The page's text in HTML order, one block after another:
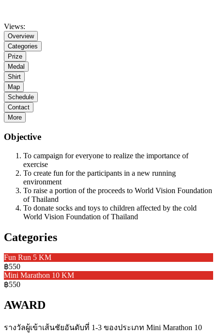
Views:
Overview
Categories
Prize
Medal
Shirt
Map
Schedule
Contact
More
Objective
To campaign for everyone to realize the importance of
exercise
To create fun for the participants in a new running
environment
To raise a portion of the proceeds to World Vision Foundation
of Thailand
To donate socks and toys to children affected by the cold
World Vision Foundation of Thailand
Categories
Fun Run 5 KM
฿550
Mini Marathon 10 KM
฿550
AWARD
รางวัลผู้เข้าเส้นชัยอันดับที่ 1-3 ของประเภท Mini Marathon 10